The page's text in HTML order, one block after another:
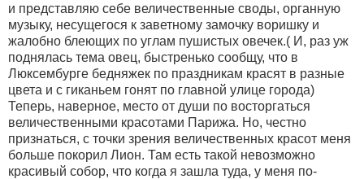
и представляю себе величественные своды, органную
музыку, несущегося к заветному замочку воришку и
жалобно блеющих по углам пушистых овечек.( И, раз уж
поднялась тема овец, быстренько сообщу, что в
Люксембурге бедняжек по праздникам красят в разные
цвета и с гиканьем гонят по главной улице города)
Теперь, наверное, место от души по восторгаться
величественными красотами Парижа. Но, честно
признаться, с точки зрения величественных красот меня
больше покорил Лион. Там есть такой невозможно
красивый собор, что когда я зашла туда, у меня по-